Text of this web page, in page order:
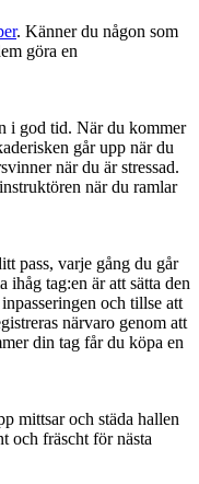
. Känner du någon som
göra en
i god tid. När du kommer
går upp när du
när du är stressad.
när du ramlar
pass, varje gång du går
tag:en är att sätta den
och tillse att
närvaro genom att
din tag får du köpa en
mittsar och städa hallen
och fräscht för nästa